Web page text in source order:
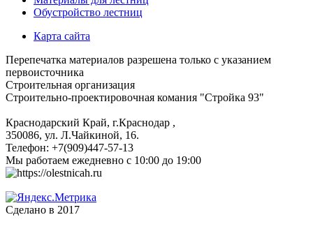
Обустройство лестниц
Карта сайта
Перепечатка материалов разрешена только с указанием
первоисточника
Строительная организация
Строительно-проектировочная комания "Стройка 93"
Краснодарский Край, г.Краснодар ,
350086, ул. Л.Чайкиной, 16.
Телефон: +7(909)447-57-13
Мы работаем ежедневно с 10:00 до 19:00
Сделано в 2017